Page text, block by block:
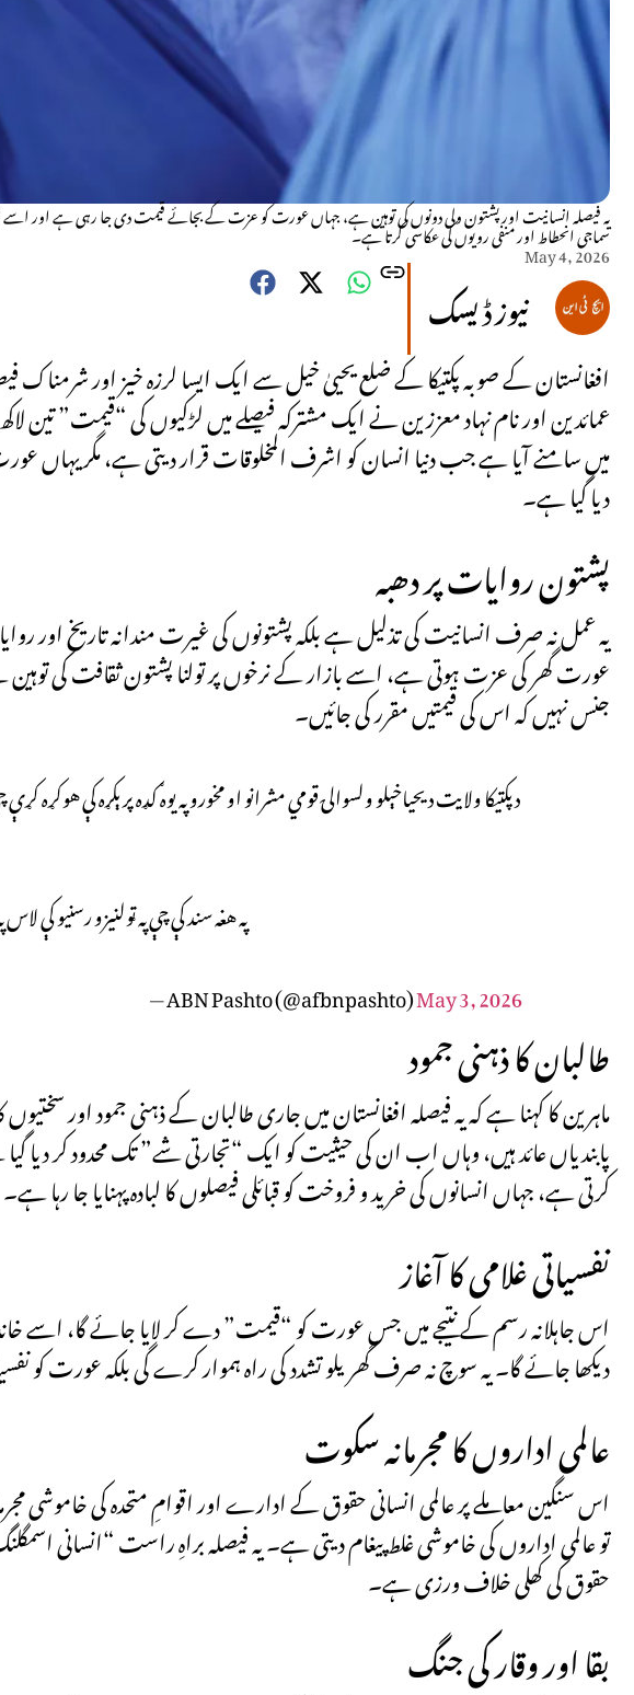
یہ فیصلہ انسانیت اور پشتون ولی دونوں کی توہین ہے، جہاں عورت کو عزت کے بجائے قیمت دی جا رہی ہے اور اسے
سماجی انحطاط اور منفی رویوں کی عکاسی کرتا ہے۔
May 4, 2026
نیوز ڈیسک
افغانستان کے صوبہ پکتیکا کے ضلع یحییٰ خیل سے ایک ایسا لرزہ خیز اور
عمائدین اور نام نہاد معززین نے ایک مشترکہ فیصلے میں لڑکیوں کی “قیمت” تین
میں سامنے آیا ہے جب دنیا انسان کو اشرف المخلوقات قرار دیتی ہے، مگر یہاں
دیا گیا ہے۔
پشتون روایات پر دھبہ
یہ عمل نہ صرف انسانیت کی تذلیل ہے بلکہ پشتونوں کی غیرت مندانہ تاریخ
عورت گھر کی عزت ہوتی ہے، اسے بازار کے نرخوں پر تولنا پشتون ثقافت کی
جنس نہیں کہ اس کی قیمتیں مقرر کی جائیں۔
په هغه سند کې چې په ټولنیزو رسنیو کې
— ABN Pashto (@afbnpashto)May 3, 2026
طالبان کا ذہنی جمود
ماہرین کا کہنا ہے کہ یہ فیصلہ افغانستان میں جاری طالبان کے ذہنی جمود اور
پابندیاں عائد ہیں، وہاں اب ان کی حیثیت کو ایک “تجارتی شے” تک محدود کر دیا
کرتی ہے، جہاں انسانوں کی خرید و فروخت کو قبائلی فیصلوں کا لبادہ پہنایا جا رہا ہے۔
نفسیاتی غلامی کا آغاز
اس جاہلانہ رسم کے نتیجے میں جس عورت کو “قیمت” دے کر لایا جائے گا،
دیکھا جائے گا۔ یہ سوچ نہ صرف گھریلو تشدد کی راہ ہموار کرے گی بلکہ عورت
عالمی اداروں کا مجرمانہ سکوت
اس سنگین معاملے پر عالمی انسانی حقوق کے ادارے اور اقوامِ متحدہ کی خاموشی
تو عالمی اداروں کی خاموشی غلط پیغام دیتی ہے۔ یہ فیصلہ براہِ راست “انسانی
حقوق کی کھلی خلاف ورزی ہے۔
بقا اور وقار کی جنگ